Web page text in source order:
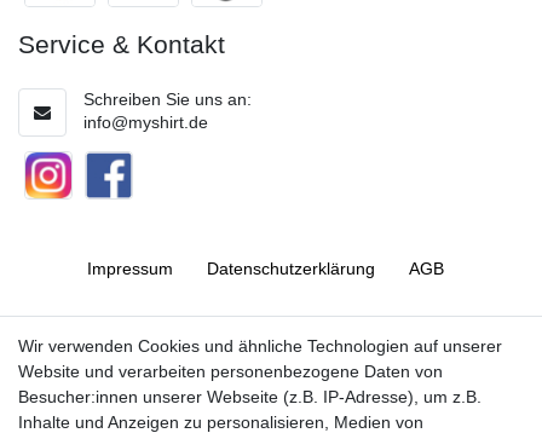
Service & Kontakt
Schreiben Sie uns an:
info@myshirt.de
Impressum Daten­schutz­erklärung AGB
Barrierefreiheitserklärung Widerrufs­recht
Vertrag widerrufen Kontakt
Wir verwenden Cookies und ähnliche Technologien auf unserer
Website und verarbeiten personenbezogene Daten von
Besucher:innen unserer Webseite (z.B. IP-Adresse), um z.B.
Inhalte und Anzeigen zu personalisieren, Medien von